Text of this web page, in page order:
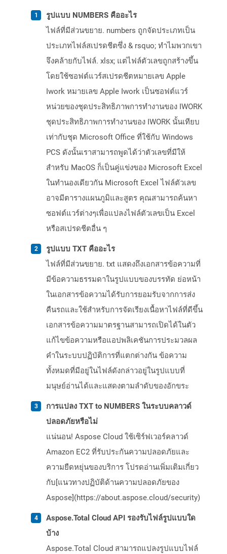
รูปแบบ NUMBERS คืออะไร
ไฟล์ที่มีส่วนขยาย. numbers ถูกจัดประเภทเป็น
ประเภทไฟล์สเปรดชีตซึ่ง & rsquo; ทำไมพวกเขา
จึงคล้ายกับไฟล์. xlsx; แต่ไฟล์ตัวเลขถูกสร้างขึ้น
โดยใช้ซอฟต์แวร์สเปรดชีตหมายเลข Apple
Iwork หมายเลข Apple Iwork เป็นซอฟต์แวร์
หน่วยของชุดประสิทธิภาพการทำงานของ IWORK
ชุดประสิทธิภาพการทำงานของ IWORK นั้นเทียบ
เท่ากับชุด Microsoft Office ที่ใช้กับ Windows
PCS ดังนั้นเราสามารถพูดได้ว่าตัวเลขที่มีให้
สำหรับ MacOS ก็เป็นคู่แข่งของ Microsoft Excel
ในทำนองเดียวกัน Microsoft Excel ไฟล์ตัวเลข
อาจมีตารางแผนภูมิและสูตร คุณสามารถค้นหา
ซอฟต์แวร์ต่างๆเพื่อแปลงไฟล์ตัวเลขเป็น Excel
หรือสเปรดชีตอื่น ๆ
รูปแบบ TXT คืออะไร
ไฟล์ที่มีส่วนขยาย. txt แสดงถึงเอกสารข้อความที่
มีข้อความธรรมดาในรูปแบบของบรรทัด ย่อหน้า
ในเอกสารข้อความได้รับการยอมรับจากการส่ง
คืนรถและใช้สำหรับการจัดเรียงเนื้อหาไฟล์ที่ดีขึ้น
เอกสารข้อความมาตรฐานสามารถเปิดได้ในตัว
แก้ไขข้อความหรือแอปพลิเคชันการประมวลผล
คำในระบบปฏิบัติการที่แตกต่างกัน ข้อความ
ทั้งหมดที่มีอยู่ในไฟล์ดังกล่าวอยู่ในรูปแบบที่
มนุษย์อ่านได้และแสดงตามลำดับของอักขระ
การแปลง TXT to NUMBERS ในระบบคลาวด์
ปลอดภัยหรือไม่
แน่นอน! Aspose Cloud ใช้เซิร์ฟเวอร์คลาวด์
Amazon EC2 ที่รับประกันความปลอดภัยและ
ความยืดหยุ่นของบริการ โปรดอ่านเพิ่มเติมเกี่ยว
กับ[แนวทางปฏิบัติด้านความปลอดภัยของ
Aspose](https://about.aspose.cloud/security)
Aspose.Total Cloud API รองรับไฟล์รูปแบบใด
บ้าง
Aspose.Total Cloud สามารถแปลงรูปแบบไฟล์